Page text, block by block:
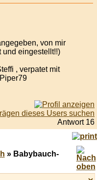
von mir
und eingestellt!!)
, verpatet mit
Antwort 16
» Babybauch-